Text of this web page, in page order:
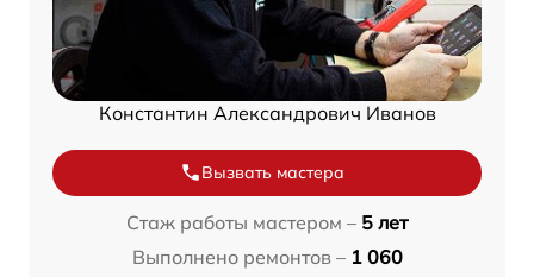
Константин Александрович Иванов
Вызвать мастера
Стаж работы мастером – 5 лет
Выполнено ремонтов – 1 060